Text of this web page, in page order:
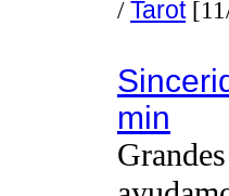
/Tarot
min